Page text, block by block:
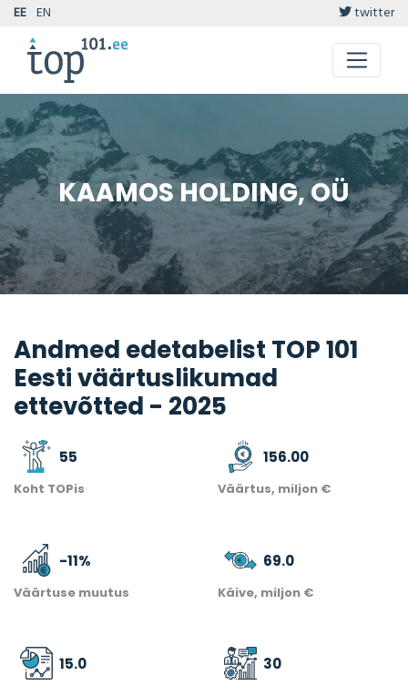
EE EN twitter
KAAMOS HOLDING, OÜ
Andmed edetabelist TOP 101
Eesti väärtuslikumad
ettevõtted - 2025
55
Koht TOPis
156.00
Väärtus, miljon €
-11%
Väärtuse muutus
69.0
Käive, miljon €
15.0 30